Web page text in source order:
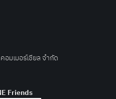
มเมอร์เชียล จำกัด
Friends